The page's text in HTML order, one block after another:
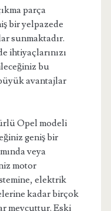
parça
bir yelpazede
sunmaktadır.
ihtiyaçlarınızı
bu
avantajlar
Opel modeli
geniş bir
veya
motor
elektrik
kadar birçok
mevcuttur. Eski